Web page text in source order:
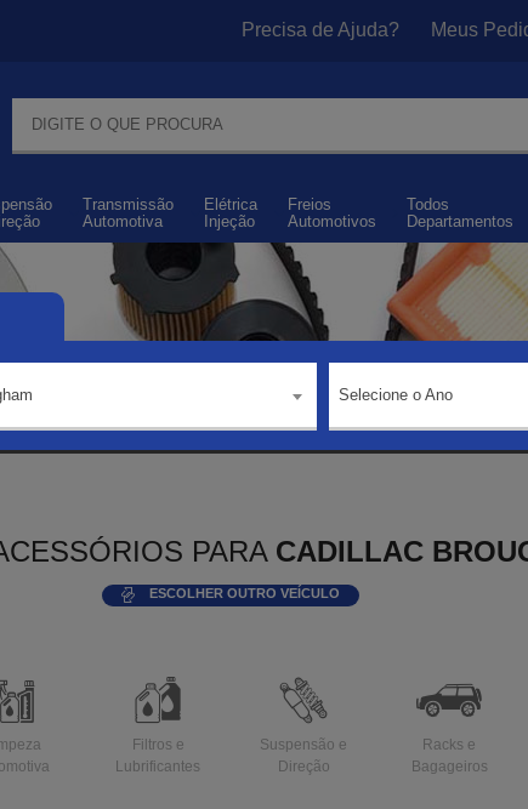
Precisa de Ajuda? Meus
Transmissão
Automotiva
Elétrica
Injeção
Freios
Automotivos
Todos
Departamentos
Selecione o Ano
PARA CADILLAC
ESCOLHER OUTRO VEÍCULO
Filtros e
Lubrificantes
Suspensão e
Direção
Racks e
Bagageiros